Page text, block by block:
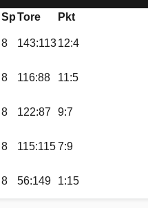
SpTore Pkt
8 143:11312:4
8 116:88 11:5
8 122:87 9:7
8 115:1157:9
8 56:149 1:15